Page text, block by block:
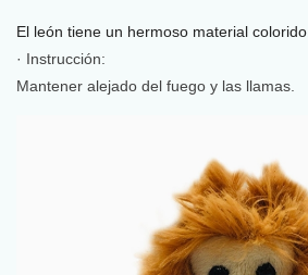
El león tiene un hermoso material colorido.
· Instrucción:
Mantener alejado del fuego y las llamas.